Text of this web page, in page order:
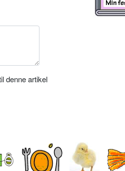
denne artikel